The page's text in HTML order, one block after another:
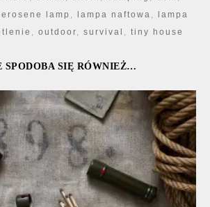
lamp , lampa naftowa ,
lampa
, outdoor, survival , tiny house
SPODOBA SIĘ RÓWNIEŻ…